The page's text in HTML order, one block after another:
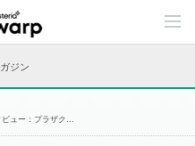
C
n
n
ジン
ュー：プラザク...